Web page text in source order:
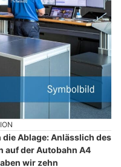
die Ablage: Anlässlich des
auf der Autobahn A4
wir zehn